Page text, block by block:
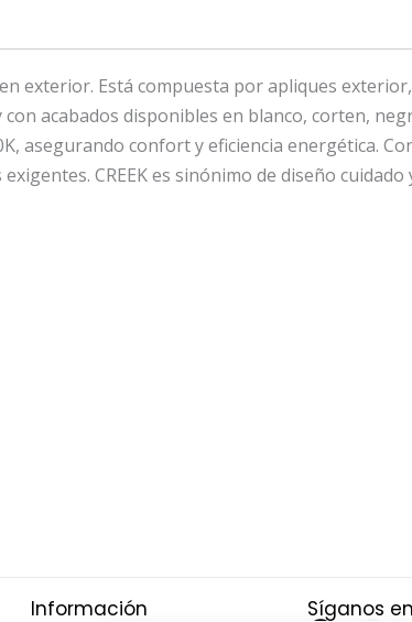
exterior. Está compuesta por apliques
acabados disponibles en blanco, corten,
asegurando confort y eficiencia energética.
CREEK es sinónimo de diseño
Información Síganos